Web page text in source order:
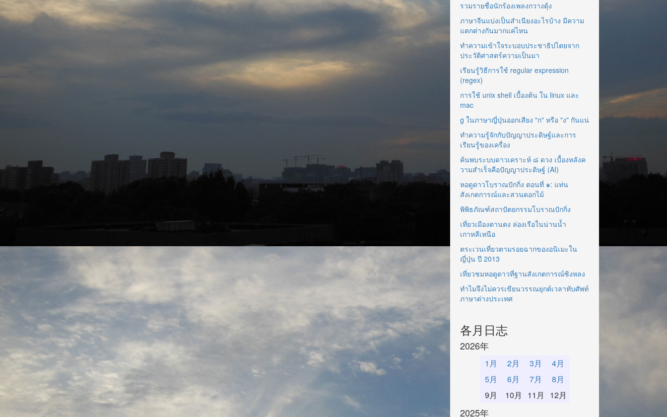
รวมรายชื่อนักร้องเพลงกวางตุ้ง
ภาษาจีนแบ่งเป็นสำเนียงอะไรบ้าง มีความ
แตกต่างกันมากแค่ไหน
ทำความเข้าใจระบอบประชาธิปไตยจาก
ประวัติศาสตร์ความเป็นมา
เรียนรู้วิธีการใช้ regular expression
(regex)
การใช้ unix shell เบื้องต้น ใน linux และ
mac
g ในภาษาญี่ปุ่นออกเสียง "ก" หรือ "ง" กันแน่
ทำความรู้จักกับปัญญาประดิษฐ์และการ
เรียนรู้ของเครื่อง
ค้นพบระบบดาวเคราะห์ ๘ ดวง เบื้องหลังค
วามสำเร็จคือปัญญาประดิษฐ์ (AI)
หอดูดาวโบราณปักกิ่ง ตอนที่ ๑: แท่น
สังเกตการณ์และสวนดอกไม้
พิพิธภัณฑ์สถาปัตยกรรมโบราณปักกิ่ง
เที่ยวเมืองตานตง ล่องเรือในน่านน้ำ
เกาหลีเหนือ
ตระเวนเที่ยวตามรอยฉากของอนิเมะใน
ญี่ปุ่น ปี 2013
เที่ยวชมหอดูดาวที่ฐานสังเกตการณ์ซิงหลง
ทำไมจึงไม่ควรเขียนวรรณยุกต์เวลาทับศัพท์
ภาษาต่างประเทศ
各月日志
2026年
1月 2月 3月
4月
5月
6月 7月
8月
9月
10月 11月 12月
2025年